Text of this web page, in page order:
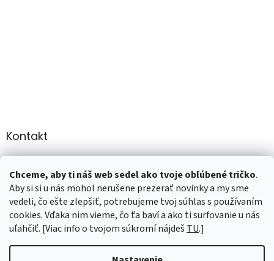
Chceme, aby ti náš web sedel ako tvoje obľúbené tričko.
Aby si si u nás mohol nerušene prezerať novinky a my sme
vedeli, čo ešte zlepšiť, potrebujeme tvoj súhlas s používaním
cookies. Vďaka nim vieme, čo ťa baví a ako ti surfovanie u nás
uľahčiť. [Viac info o tvojom súkromí nájdeš TU.]
Kontakt
+421 907947783
Vytvoril Shoptet